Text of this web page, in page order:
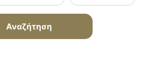
Αναζήτηση